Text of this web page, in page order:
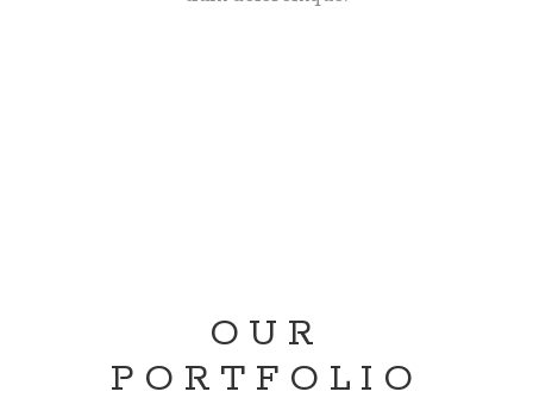
OUR
PORTFOLIO